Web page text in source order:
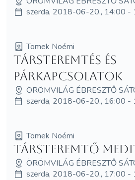
szerda, 2018-06-20., 14:00 -
Tomek Noémi
Társteremtés és
párkapcsolatok
ÖRÖMVILÁG ÉBRESZTŐ
szerda, 2018-06-20., 16:00 -
Tomek Noémi
Társteremtő
ÖRÖMVILÁG ÉBRESZTŐ
szerda, 2018-06-20., 17:00 -